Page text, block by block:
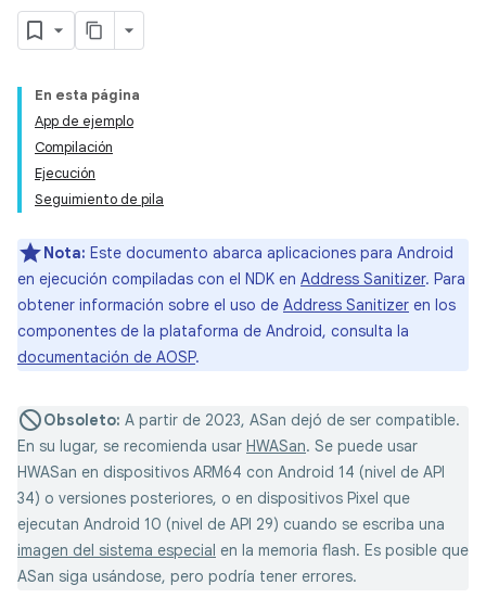
En esta página
App de ejemplo
Compilación
Ejecución
Seguimiento de pila
Nota: Este documento abarca aplicaciones para Android
en ejecución compiladas con el NDK en Address Sanitizer. Para
obtener información sobre el uso de Address Sanitizer en los
componentes de la plataforma de Android, consulta la
documentación de AOSP.
Obsoleto: A partir de 2023, ASan dejó de ser compatible.
En su lugar, se recomienda usar HWASan. Se puede usar
HWASan en dispositivos ARM64 con Android 14 (nivel de API
34) o versiones posteriores, o en dispositivos Pixel que
ejecutan Android 10 (nivel de API 29) cuando se escriba una
imagen del sistema especial en la memoria flash. Es posible que
ASan siga usándose, pero podría tener errores.